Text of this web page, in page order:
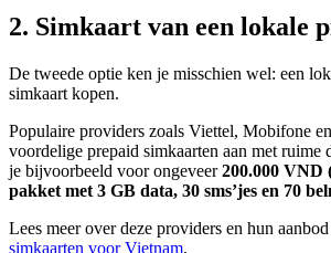
2. Simkaart van een lokale
De tweede optie ken je misschien wel: een
simkaart kopen.
Populaire providers zoals Viettel, Mobifone
voordelige prepaid simkaarten aan met ruime
je bijvoorbeeld voor ongeveer200.000 VND
pakket met 3 GB data, 30 sms’jes en 70
Lees meer over deze providers en hun
simkaarten voor Vietnam.